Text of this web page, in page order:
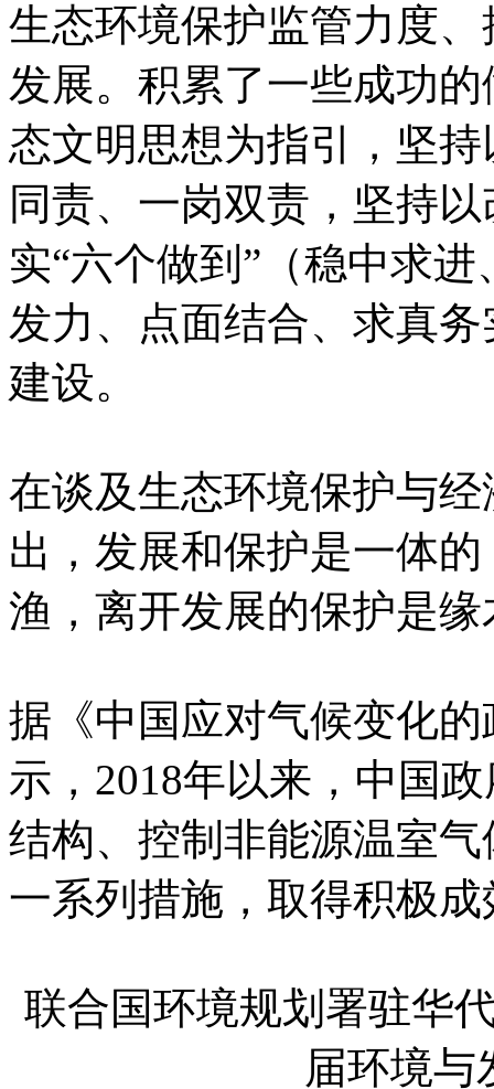
生态环境保护监管力度
发展。积累了一些成功
态文明思想为指引，坚
同责、一岗双责，坚持
实“六个做到”（稳中求
发力、点面结合、求真
建设。
在谈及生态环境保护与
出，发展和保护是一体
渔，离开发展的保护是
据《中国应对气候变化
示，2018年以来，中国
结构、控制非能源温室
一系列措施，取得积极成
联合国环境规划署驻华
届环境与